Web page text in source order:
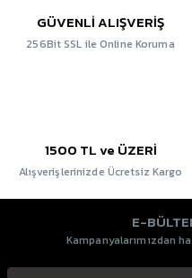
GÜVENLİ ALIŞVERİŞ
256Bit SSL ile Online Koruma
1500 TL ve ÜZERİ
Alışverişlerinizde Ücretsiz Kargo
E-
Kampanyalarımızdan